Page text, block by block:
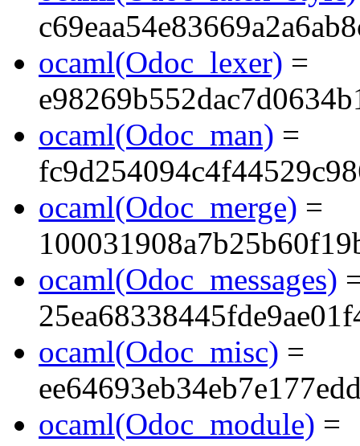
ocaml(Odoc_lexer) =
ocaml(Odoc_man) =
ocaml(Odoc_merge) =
ocaml(Odoc_messages)
ocaml(Odoc_misc) =
ocaml(Odoc_module) =